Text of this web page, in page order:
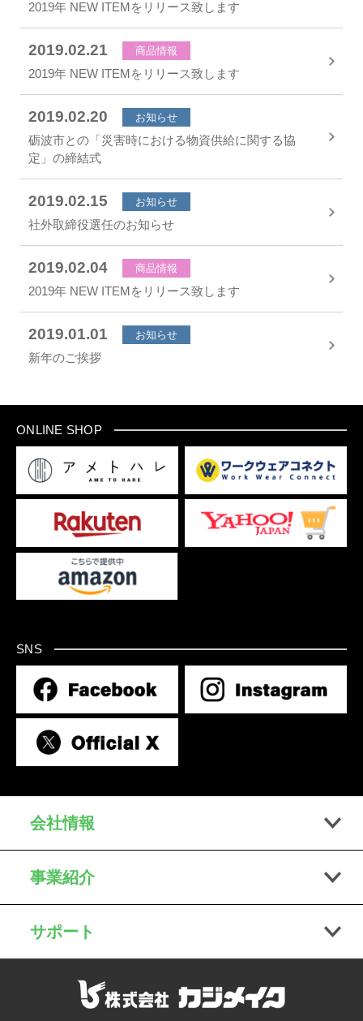
2019年 NEW ITEMをリリース致します
2019.02.21 商品情報
2019年 NEW ITEMをリリース致します
2019.02.20 お知らせ
砺波市との「災害時における物資供給に関する協
定」の締結式
2019.02.15 お知らせ
社外取締役選任のお知らせ
2019.02.04 商品情報
2019年 NEW ITEMをリリース致します
2019.01.01 お知らせ
新年のご挨拶
ONLINE SHOP
SNS
会社情報
事業紹介
サポート